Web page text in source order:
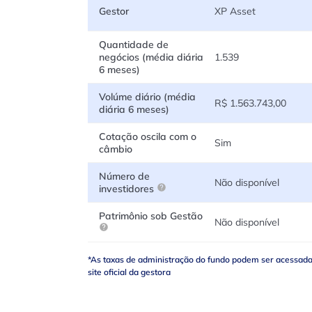
*As taxas de administração do fundo podem ser
site oficial da gestora
Gestor XP Asset
Quantidade de
negócios (média diária
6 meses)
1.539
Volúme diário (média
diária 6 meses)
R$ 1.563.743,00
Cotação oscila com o
câmbio
Sim
Número de
investidores
Não disponível
Patrimônio sob Gestão Não disponível